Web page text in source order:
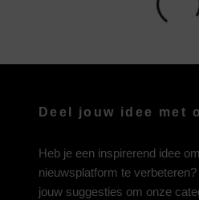
Deel jouw idee met
Heb je een inspirerend idee
nieuwsplatform te
jouw suggesties om onze